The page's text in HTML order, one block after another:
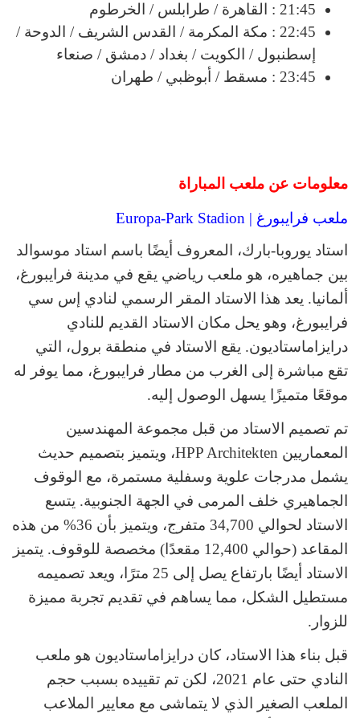
21:45 : القاهرة / طرابلس / الخرطوم
22:45 : مكة المكرمة / القدس الشريف / الدوحة /
إسطنبول / الكويت / بغداد / دمشق / صنعاء
23:45 : مسقط / أبوظبي / طهران
معلومات عن ملعب المباراة
ملعب فرايبورغ | Europa-Park Stadion
استاد يوروبا-بارك، المعروف أيضًا باسم استاد موسوالد
بين جماهيره، هو ملعب رياضي يقع في مدينة فرايبورغ،
ألمانيا. يعد هذا الاستاد المقر الرسمي لنادي إس سي
فرايبورغ، وهو يحل مكان الاستاد القديم للنادي
درايزاماستاديون. يقع الاستاد في منطقة برول، التي
تقع مباشرة إلى الغرب من مطار فرايبورغ، مما يوفر له
موقعًا متميزًا يسهل الوصول إليه.
تم تصميم الاستاد من قبل مجموعة المهندسين
المعماريين HPP Architekten، ويتميز بتصميم حديث
يشمل مدرجات علوية وسفلية مستمرة، مع الوقوف
الجماهيري خلف المرمى في الجهة الجنوبية. يتسع
الاستاد لحوالي 34,700 متفرج، ويتميز بأن 36% من هذه
المقاعد (حوالي 12,400 مقعدًا) مخصصة للوقوف. يتميز
الاستاد أيضًا بارتفاع يصل إلى 25 مترًا، ويعد تصميمه
مستطيل الشكل، مما يساهم في تقديم تجربة مميزة
للزوار.
قبل بناء هذا الاستاد، كان درايزاماستاديون هو ملعب
النادي حتى عام 2021، لكن تم تقييده بسبب حجم
الملعب الصغير الذي لا يتماشى مع معايير الملاعب